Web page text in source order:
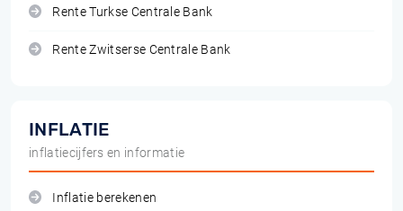
Rente Turkse Centrale Bank
Rente Zwitserse Centrale Bank
INFLATIE
inflatiecijfers en informatie
Inflatie berekenen